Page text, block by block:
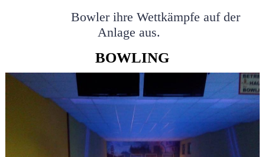
Bowler ihre Wettkämpfe auf der
Anlage aus.
BOWLING